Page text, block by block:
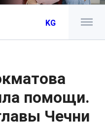
KG
помощи.
Чечни